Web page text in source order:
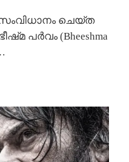
സംവിധാനം ചെയ്ത
പര്‍വം (Bheeshma